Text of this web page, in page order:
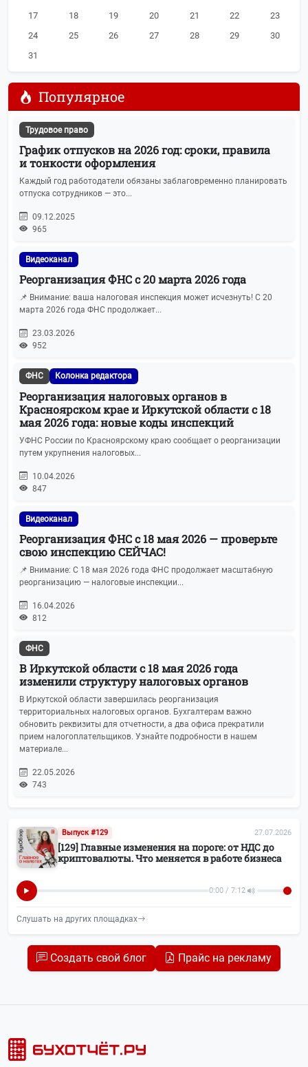
17
18 19 20 21 22
23
24
25 26 27 28 29
30
31
Популярное
Трудовое право
График отпусков на 2026 год: сроки, правила
и тонкости оформления
Каждый год работодатели обязаны заблаговременно планировать
отпуска сотрудников — это...
09.12.2025
965
Видеоканал
Реорганизация ФНС с 20 марта 2026 года
📌 Внимание: ваша налоговая инспекция может исчезнуть! С 20
марта 2026 года ФНС продолжает...
23.03.2026
952
ФНС Колонка редактора
Реорганизация налоговых органов в
Красноярском крае и Иркутской области с 18
мая 2026 года: новые коды инспекций
УФНС России по Красноярскому краю сообщает о реорганизации
путем укрупнения налоговых...
10.04.2026
847
Видеоканал
Реорганизация ФНС с 18 мая 2026 — проверьте
свою инспекцию СЕЙЧАС!
📌 Внимание: С 18 мая 2026 года ФНС продолжает масштабную
реорганизацию — налоговые инспекции...
16.04.2026
812
ФНС
В Иркутской области с 18 мая 2026 года
изменили структуру налоговых органов
В Иркутской области завершилась реорганизация
территориальных налоговых органов. Бухгалтерам важно
обновить реквизиты для отчетности, а два офиса прекратили
прием налогоплательщиков. Узнайте подробности в нашем
материале...
22.05.2026
743
Выпуск #129 27.07.2026
[129] Главные изменения на пороге: от НДС до
криптовалюты. Что меняется в работе бизнеса
0:00 / 7:12
Слушать на других площадках
Создать свой блог Прайс на рекламу